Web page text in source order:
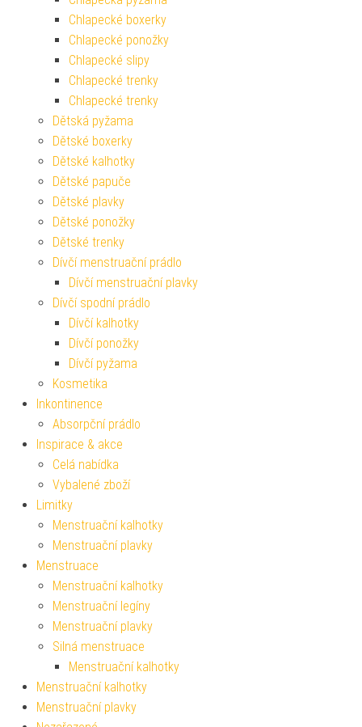
Chlapecké boxerky
Chlapecké ponožky
Chlapecké slipy
Chlapecké trenky
Chlapecké trenky
Dětská pyžama
Dětské boxerky
Dětské kalhotky
Dětské papuče
Dětské plavky
Dětské ponožky
Dětské trenky
Dívčí menstruační prádlo
Dívčí menstruační plavky
Dívčí spodní prádlo
Dívčí kalhotky
Dívčí ponožky
Dívčí pyžama
Kosmetika
Inkontinence
Absorpční prádlo
Inspirace & akce
Celá nabídka
Vybalené zboží
Limitky
Menstruační kalhotky
Menstruační plavky
Menstruace
Menstruační kalhotky
Menstruační legíny
Menstruační plavky
Silná menstruace
Menstruační kalhotky
Menstruační kalhotky
Menstruační plavky